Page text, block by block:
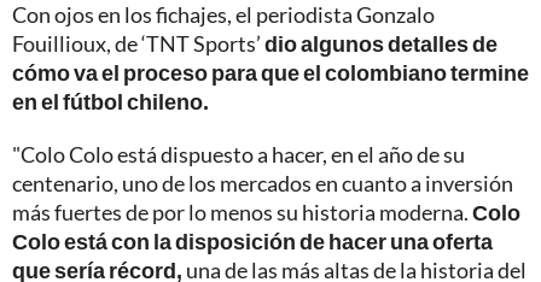
Con ojos en los fichajes, el periodista Gonzalo
Fouillioux, de ‘TNT Sports’dio algunos detalles de
cómo va el proceso para que el colombiano termine
en el fútbol chileno.
"Colo Colo está dispuesto a hacer, en el año de su
centenario, uno de los mercados en cuanto a inversión
más fuertes de por lo menos su historia moderna.Colo
Colo está con la disposición de hacer una oferta
que sería récord, una de las más altas de la historia del